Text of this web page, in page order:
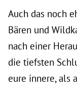
Auch das noch
Bären und
nach einer
die tiefsten
eure innere, als